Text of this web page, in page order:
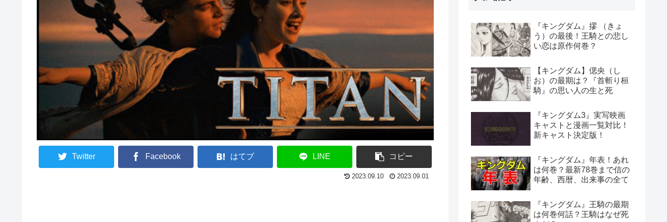
Twitter Facebook はてブ LINE コピー
2023.09.10 2023.09.01
『キングダム』摎 （きょ
う）の最後！王騎との悲し
い恋は原作何巻？
【キングダム】偲央（し
お）の最期は？『首斬り桓
騎』の思い人の生と死
『キングダム3』実写映画
キャストと漫画一覧対比！
新キャスト決定版！
『キングダム』年表！あれ
は何巻？最新78巻まで信の
年齢、西暦、出来事の全て
『キングダム』王騎の最期
は何巻何話？王騎はなぜ死